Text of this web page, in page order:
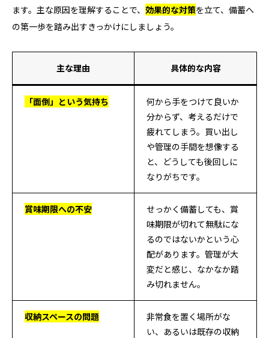
ます。主な原因を理解することで、 効果的な対策を立て、備蓄へ
の第一歩を踏み出すきっかけにしましょう。
主な理由 具体的な内容
「面倒」という気持ち
何から手をつけて良いか
分からず、考えるだけで
疲れてしまう。買い出し
や管理の手間を想像する
と、どうしても後回しに
なりがちです。
賞味期限への不安
せっかく備蓄しても、賞
味期限が切れて無駄にな
るのではないかという心
配があります。管理が大
変だと感じ、なかなか踏
み切れません。
収納スペースの問題
非常食を置く場所がな
い、あるいは既存の収納